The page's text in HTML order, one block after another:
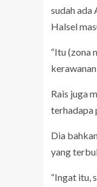
sudah ada
Halsel
“Itu (zona
Rais juga
terhadapa
Dia
yang
“Ingat itu,